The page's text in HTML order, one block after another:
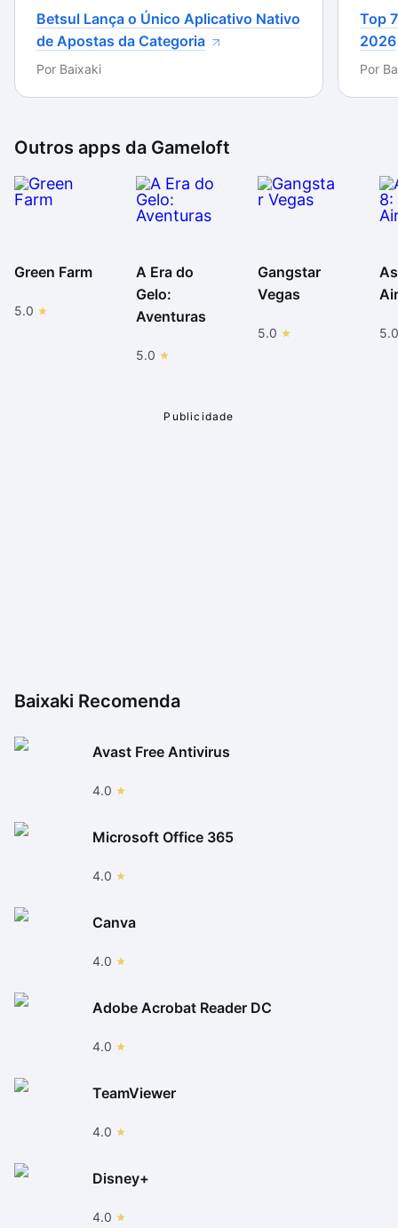
Betsul Lança o Único Aplicativo Nativo
de Apostas da Categoria
Por Baixaki
Top
2026
Por
Outros apps da Gameloft
Green Farm
5.0
A Era do
Gelo:
Aventuras
5.0
Gangstar
Vegas
5.0 5.0
Baixaki Recomenda
Avast Free Antivirus
4.0
Microsoft Office 365
4.0
Canva
4.0
Adobe Acrobat Reader DC
4.0
TeamViewer
4.0
Disney+
4.0